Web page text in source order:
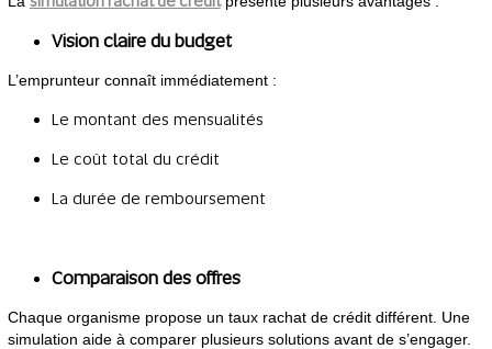
Vision claire du budget
L’emprunteur connaît immédiatement :
Le montant des mensualités
Le coût total du crédit
La durée de remboursement
Comparaison des offres
Chaque organisme propose un taux rachat de crédit différent. Une
simulation aide à comparer plusieurs solutions avant de s’engager.